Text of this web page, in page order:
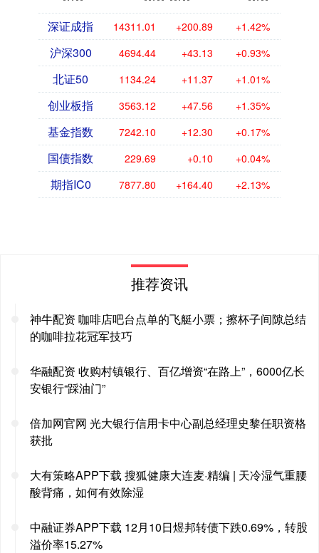
深证成指 14311.01 +200.89 +1.42%
沪深300 4694.44 +43.13 +0.93%
北证50 1134.24 +11.37 +1.01%
创业板指 3563.12 +47.56 +1.35%
基金指数 7242.10 +12.30 +0.17%
国债指数 229.69 +0.10 +0.04%
期指IC0 7877.80 +164.40 +2.13%
推荐资讯
神牛配资 咖啡店吧台点单的飞艇小票；擦杯子间隙总结
的咖啡拉花冠军技巧
华融配资 收购村镇银行、百亿增资“在路上”，6000亿长
安银行“踩油门”
倍加网官网 光大银行信用卡中心副总经理史黎任职资格
获批
大有策略APP下载 搜狐健康大连麦·精编 | 天冷湿气重腰
酸背痛，如何有效除湿
中融证券APP下载 12月10日煜邦转债下跌0.69%，转股
溢价率15.27%